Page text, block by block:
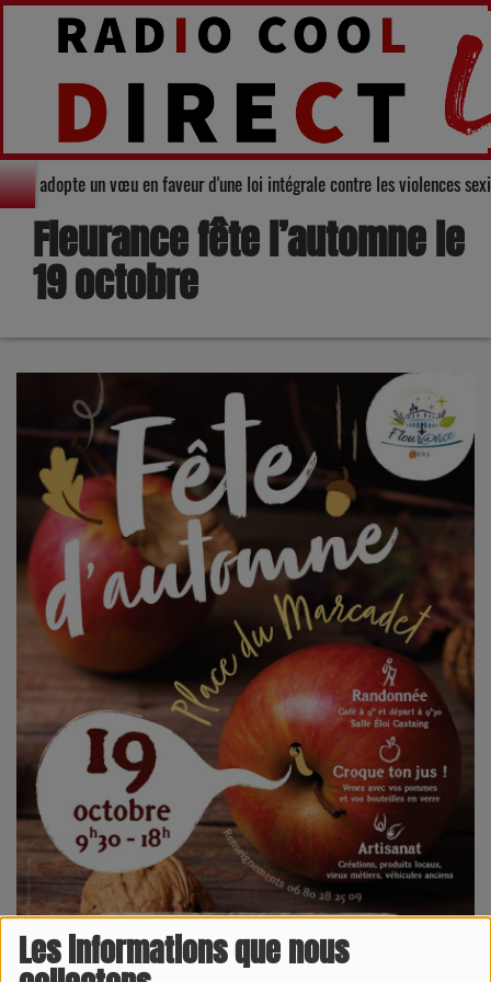
Les informations que nous
départemental du Gers adopte un vœu en faveur d'une loi intégrale
Fleurance fête l’automne le
19 octobre